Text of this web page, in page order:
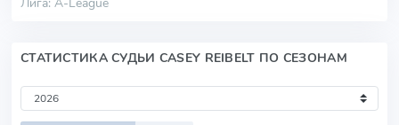
СТАТИСТИКА СУДЬИ CASEY REIBELT ПО СЕЗОНАМ